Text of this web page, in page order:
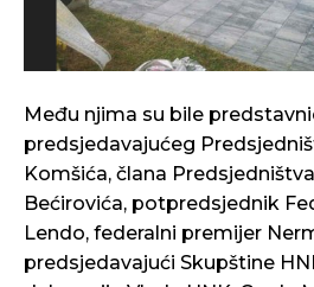
Među njima su bile
predsjedavajućeg
Komšića, člana
Bećirovića, potpredsjednik
Lendo, federalni premijer
predsjedavajući Skupštine